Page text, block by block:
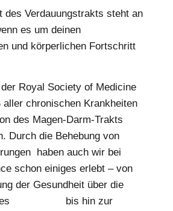
des Verdauungstrakts steht an
es um deinen
und körperlichen Fortschritt
der Royal Society of Medicine
aller chronischen Krankheiten
des Magen-Darm-Trakts
Durch die Behebung von
haben auch wir bei
schon einiges erlebt – von
der Gesundheit über die
bis hin zur